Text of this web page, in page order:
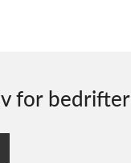
for bedrifter